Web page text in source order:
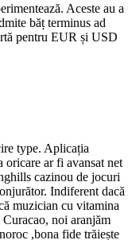
Aceste au a
băț terminus ad
pentru EUR și USD
type. Aplicația
oricare ar fi avansat net
cazinou de jocuri
Indiferent dacă
muzician cu vitamina
noi aranjăm
,bona fide trăiește